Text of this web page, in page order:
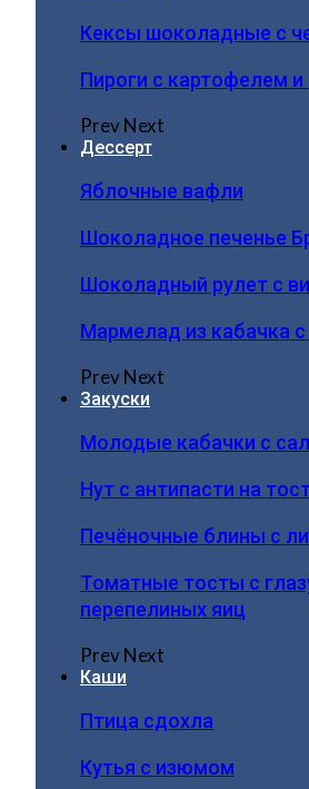
Кексы шоколадные с
Пироги c картофелем и
PrevNext
Дессерт
Яблочные вафли
Шоколадное печенье
Шоколадный рулет с
Мармелад из кабачка
PrevNext
Закуски
Молодые кабачки с
Нут с антипасти на
Печёночные блины с
Томатные тосты с
перепелиных яиц
PrevNext
Каши
Птица сдохла
Кутья с изюмом